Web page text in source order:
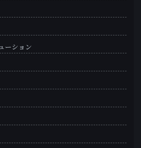
ーション